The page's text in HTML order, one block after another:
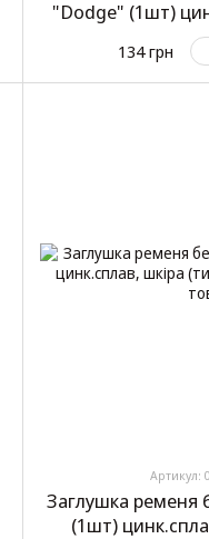
"Dodge" (1шт)
134 грн
Артикул:
Заглушка ременя
(1шт)